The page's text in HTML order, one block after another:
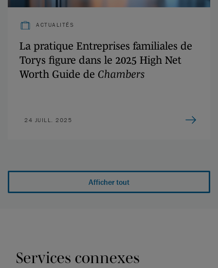
ACTUALITÉS
La pratique Entreprises familiales de
Torys figure dans le 2025 High Net
Worth Guide de Chambers
24 JUILL. 2025
Afficher tout
Services connexes